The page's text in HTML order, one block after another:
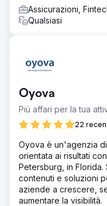
Assicurazioni,
Qualsiasi
Oyova
Più affari per la tua
22
Oyova è un'agenzia
orientata ai risultati
Petersburg, in Florida.
contenuti e soluzioni
aziende a crescere,
aumentare la visibilità.